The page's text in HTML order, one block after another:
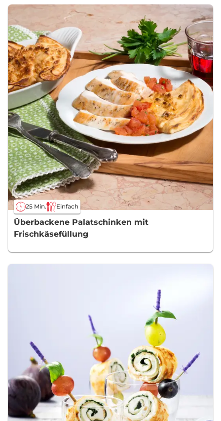
25 Min. Einfach
Überbackene Palatschinken mit
Frischkäsefüllung